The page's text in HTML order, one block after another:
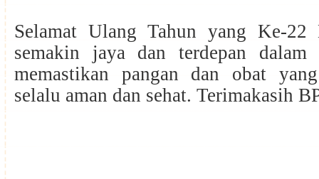
Selamat Ulang Tahun yang Ke-22
semakin jaya dan terdepan dalam
memastikan pangan dan obat
selalu aman dan sehat. Terimakasih